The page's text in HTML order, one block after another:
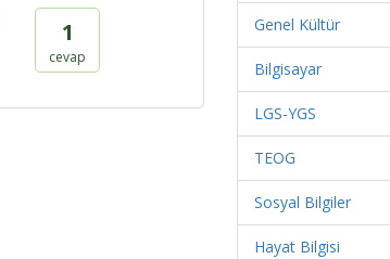
1
cevap
Genel Kültür
Bilgisayar
LGS-YGS
TEOG
Sosyal Bilgiler
Hayat Bilgisi